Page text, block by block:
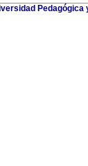
Pedagógica